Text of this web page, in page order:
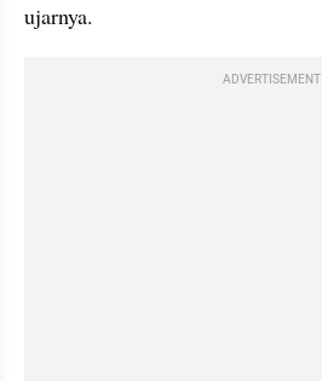
ujarnya.
ADVERTISEMENT